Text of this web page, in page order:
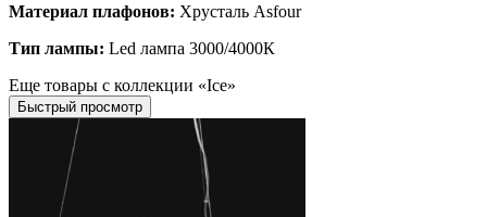
Материал плафонов: Хрусталь Asfour
Тип лампы: Led лампа 3000/4000К
Еще товары с коллекции «Ice»
Быстрый просмотр